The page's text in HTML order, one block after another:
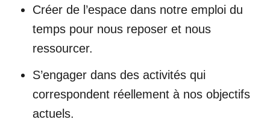
Créer de l’espace dans notre emploi du
temps pour nous reposer et nous
ressourcer.
S’engager dans des activités qui
correspondent réellement à nos objectifs
actuels.